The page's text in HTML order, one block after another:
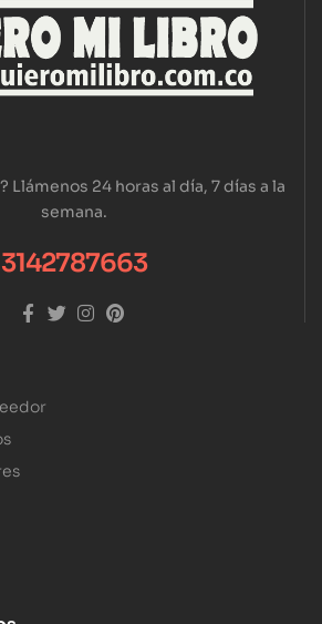
Llámenos 24 horas al día, 7 días a la
semana.
3142787663